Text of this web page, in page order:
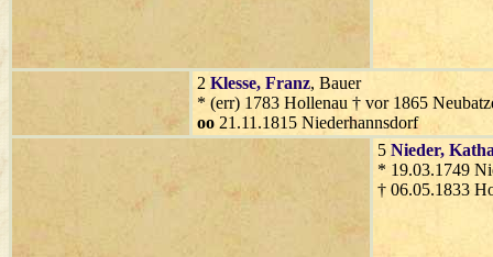
2 Klesse, Franz, Bauer
* (err) 1783 Hollenau † vor 1865
oo 21.11.1815 Niederhannsdorf
5 Nieder,
* 19.03.1749
† 06.05.1833